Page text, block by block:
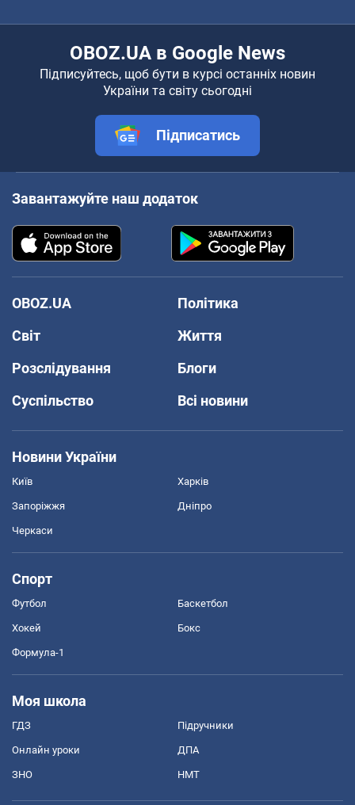
OBOZ.UA в Google News
Підписуйтесь, щоб бути в курсі останніх новин
України та світу сьогодні
Підписатись
Завантажуйте наш додаток
OBOZ.UA
Політика
Світ
Життя
Розслідування
Блоги
Суспільство
Всі новини
Новини України
Київ Харків
Запоріжжя Дніпро
Черкаси
Спорт
Футбол Баскетбол
Хокей Бокс
Формула-1
Моя школа
ГДЗ Підручники
Онлайн уроки ДПА
ЗНО НМТ